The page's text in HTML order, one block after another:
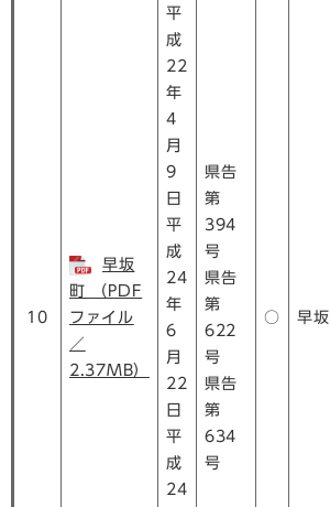
10
早坂
町 （PDF
ファイル
／
2.37MB）
平
成
22
年
4
月
9
日
平
成
24
年
6
月
22
日
平
成
24
県告
第
394
号
県告
第
622
号
県告
第
634
号
○ 早